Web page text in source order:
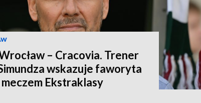
– Cracovia. Trener
wskazuje faworyta
Ekstraklasy